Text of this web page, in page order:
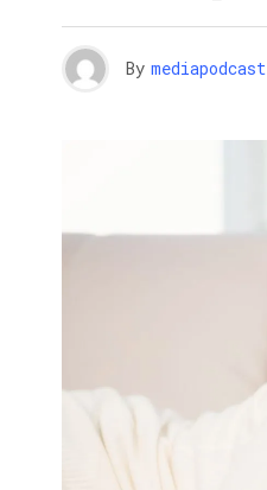
By mediapodcast